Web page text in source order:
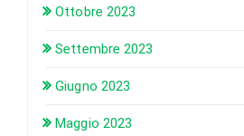
Ottobre 2023
Settembre 2023
Giugno 2023
Maggio 2023